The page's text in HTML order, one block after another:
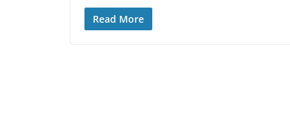
Read More